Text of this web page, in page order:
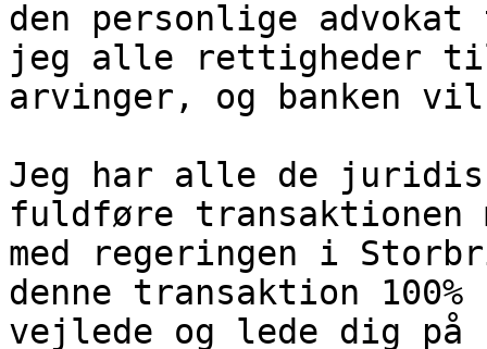
den personlige
jeg alle rettigheder til
arvinger, og banken
Jeg har alle de
fuldføre transaktionen
med regeringen i
denne transaktion
vejlede og lede dig på